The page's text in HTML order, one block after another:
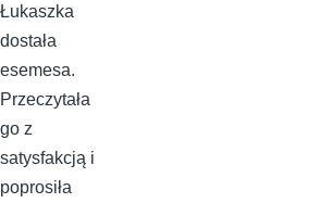
Łukaszka
dostała
esemesa.
Przeczytała
go z
satysfakcją i
poprosiła